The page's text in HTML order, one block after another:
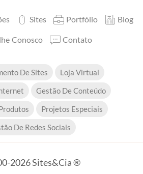
Sites Portfólio Blog
Conosco Contato
De Sites
Loja Virtual
Gestão De Conteúdo
Projetos Especiais
De Redes Sociais
2026 Sites&Cia ®